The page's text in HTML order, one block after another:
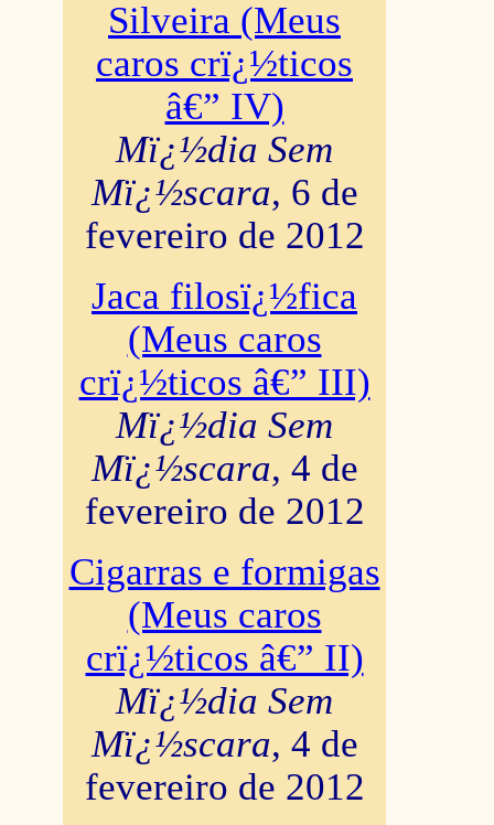
Silveira (Meus
caros crï¿½ticos
â€” IV)
Mï¿½dia Sem
Mï¿½scara, 6 de
fevereiro de 2012
Jaca filosï¿½fica
(Meus caros
crï¿½ticos â€” III)
Mï¿½dia Sem
Mï¿½scara, 4 de
fevereiro de 2012
Cigarras e formigas
(Meus caros
crï¿½ticos â€” II)
Mï¿½dia Sem
Mï¿½scara, 4 de
fevereiro de 2012